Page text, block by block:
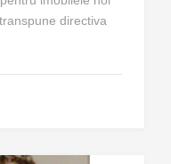
directiva